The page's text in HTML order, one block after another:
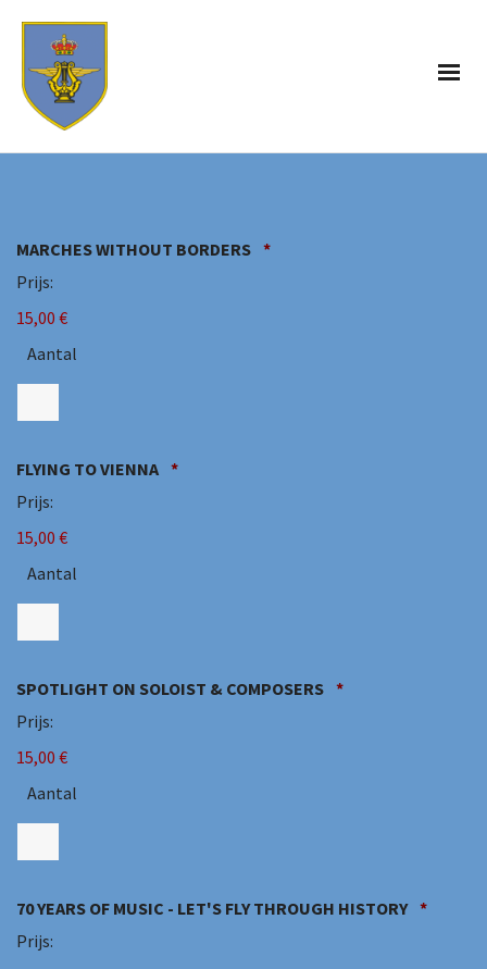
MARCHES WITHOUT BORDERS Aantal
*
Prijs:
15,00 €
Aantal
FLYING TO VIENNA Aantal
*
Prijs:
15,00 €
Aantal
SPOTLIGHT ON SOLOIST & COMPOSERS Aantal
*
Prijs:
15,00 €
Aantal
70 YEARS OF MUSIC - LET'S FLY THROUGH HISTORY Aantal
*
Prijs: